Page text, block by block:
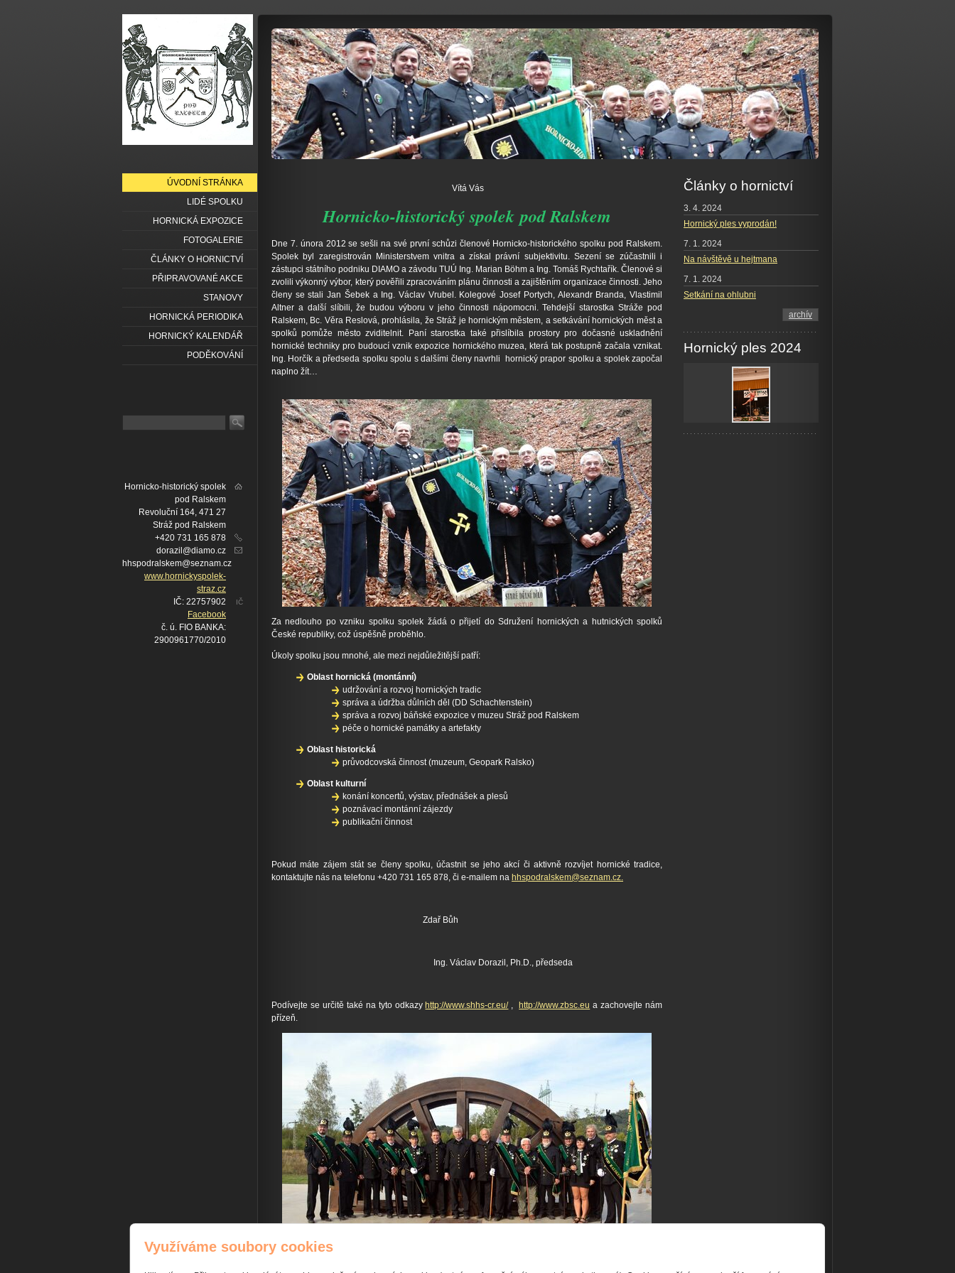
Vítá Vás
Hornicko-historický spolek pod Ralskem
Dne 7. února 2012 se sešli na své první schůzi členové Hornicko-historického spolku pod Ralskem.
Spolek byl zaregistrován Ministerstvem vnitra a získal právní subjektivitu. Sezení se zúčastnili i
zástupci státního podniku DIAMO a závodu TUÚ Ing. Marian Böhm a Ing. Tomáš Rychtařík. Členové si
zvolili výkonný výbor, který pověřili zpracováním plánu činnosti a zajištěním organizace činnosti. Jeho
členy se stali Jan Šebek a Ing. Václav Vrubel. Kolegové Josef Portych, Alexandr Branda, Vlastimil
Altner a další slíbili, že budou výboru v jeho činnosti nápomocni. Tehdejší starostka Stráže pod
Ralskem, Bc. Věra Reslová, prohlásila, že Stráž je hornickým městem, a setkávání hornických měst a
spolků pomůže město zviditelnit. Paní starostka také přislíbila prostory pro dočasné uskladnění
hornické techniky pro budoucí vznik expozice hornického muzea, která tak postupně začala vznikat.
Ing. Horčík a předseda spolku spolu s dalšími členy navrhli hornický prapor spolku a spolek započal
naplno žít…
Za nedlouho po vzniku spolku spolek žádá o přijetí do Sdružení hornických a hutnických spolků
České republiky, což úspěšně proběhlo.
Úkoly spolku jsou mnohé, ale mezi nejdůležitější patří:
Oblast hornická (montánní)
udržování a rozvoj hornických tradic
správa a údržba důlních děl (DD Schachtenstein)
správa a rozvoj báňské expozice v muzeu Stráž pod Ralskem
péče o hornické památky a artefakty
Oblast historická
průvodcovská činnost (muzeum, Geopark Ralsko)
Oblast kulturní
konání koncertů, výstav, přednášek a plesů
poznávací montánní zájezdy
publikační činnost
Pokud máte zájem stát se členy spolku, účastnit se jeho akcí či aktivně rozvíjet hornické tradice,
kontaktujte nás na telefonu +420 731 165 878, či e-mailem na hhspodralskem@seznam.cz.
Zdař Bůh
Ing. Václav Dorazil, Ph.D., předseda
Podívejte se určitě také na tyto odkazy http://www.shhs-cr.eu/, http://www.zbsc.eu a zachovejte nám
přízeň.
Články o hornictví
3. 4. 2024
Hornický ples vyprodán!
7. 1. 2024
Na návštěvě u hejtmana
7. 1. 2024
Setkání na ohlubni
archív
Hornický ples 2024
ÚVODNÍ STRÁNKA
LIDÉ SPOLKU
HORNICKÁ EXPOZICE
FOTOGALERIE
ČLÁNKY O HORNICTVÍ
PŘIPRAVOVANÉ AKCE
STANOVY
HORNICKÁ PERIODIKA
HORNICKÝ KALENDÁŘ
PODĚKOVÁNÍ
Hornicko-historický spolek
pod Ralskem
Revoluční 164, 471 27
Stráž pod Ralskem
+420 731 165 878
dorazil@diamo.cz
hhspodralskem@seznam.cz
www.hornickyspolek-
straz.cz
IČ
IČ: 22757902
Facebook
č. ú. FIO BANKA:
2900961770/2010
Využíváme soubory cookies